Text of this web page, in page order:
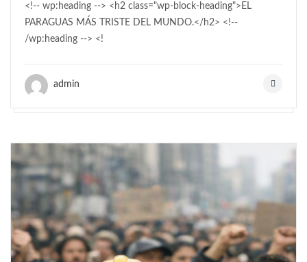
<!-- wp:heading --> <h2 class="wp-block-heading">EL
PARAGUAS MÁS TRISTE DEL MUNDO.</h2> <!--
/wp:heading --> <!
admin